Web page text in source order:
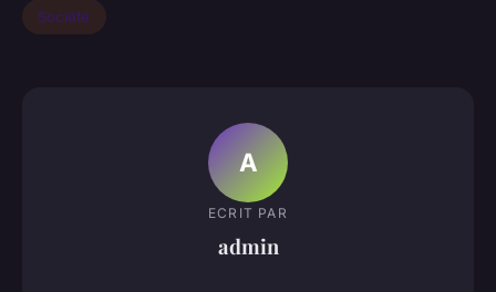
Société
A
ECRIT PAR
admin